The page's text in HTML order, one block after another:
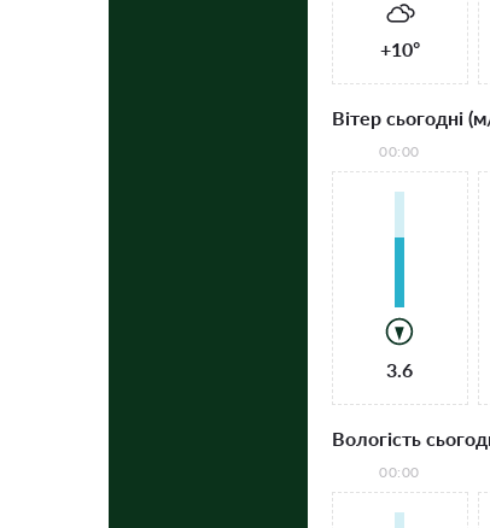
+10°
Вітер сьогодні
00:00
3.6
Вологість
00:00